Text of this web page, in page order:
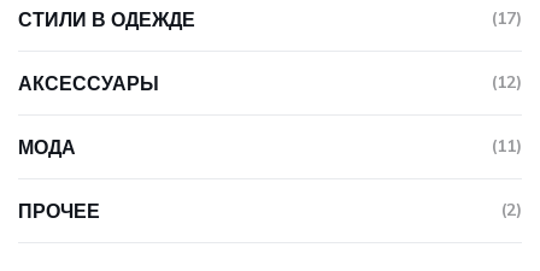
СТИЛИ В ОДЕЖДЕ (17)
АКСЕССУАРЫ (12)
МОДА (11)
ПРОЧЕЕ (2)